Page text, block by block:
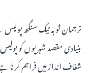
ترجمان ٹوبہ ٹیک سنگھ
بنیادی مقصد شہریوں کو
شفاف انداز میں فراہم کرنا